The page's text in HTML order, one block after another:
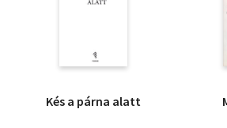
Kés a párna alatt